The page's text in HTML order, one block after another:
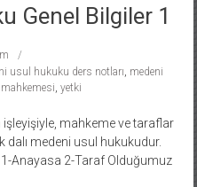
Genel Bilgiler 1
usul hukuku ders notları, medeni
, yetki
mahkeme ve taraflar
dalı medeni usul hukukudur.
Anayasa 2-Taraf Olduğumuz